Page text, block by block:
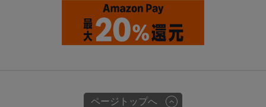
ページトップへ